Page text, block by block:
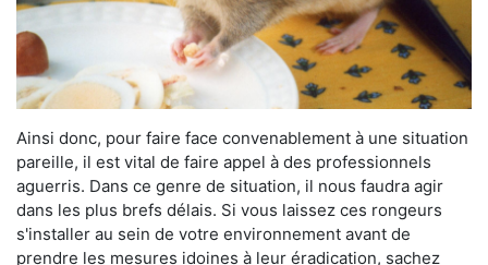
Ainsi donc, pour faire face convenablement à une situation
pareille, il est vital de faire appel à des professionnels
aguerris. Dans ce genre de situation, il nous faudra agir
dans les plus brefs délais. Si vous laissez ces rongeurs
s'installer au sein de votre environnement avant de
prendre les mesures idoines à leur éradication, sachez